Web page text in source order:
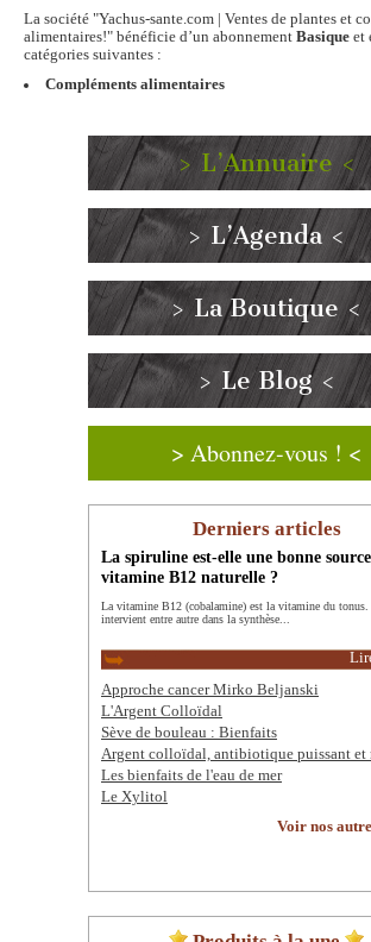
La société "Yachus-sante.com | Ventes de plantes et
alimentaires!" bénéficie d’un abonnement Basique et
catégories suivantes :
Compléments alimentaires
> L’Annuaire <
> L’Agenda <
> La Boutique <
> Le Blog <
> Abonnez-vous ! <
Derniers articles
La spiruline est-elle une bonne
vitamine B12 naturelle ?
La vitamine B12 (cobalamine) est la vitamine du
intervient entre autre dans la synthèse...
Approche cancer Mirko Beljanski
L'Argent Colloïdal
Sève de bouleau : Bienfaits
Argent colloïdal, antibiotique puissant et
Les bienfaits de l'eau de mer
Le Xylitol
Voir nos